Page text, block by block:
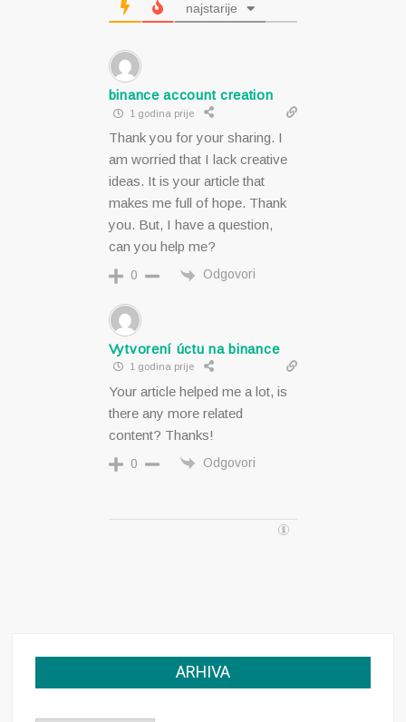
najstarije
binance account creation
1 godina prije
Thank you for your sharing. I
am worried that I lack creative
ideas. It is your article that
makes me full of hope. Thank
you. But, I have a question,
can you help me?
0 Odgovori
Vytvorení úctu na binance
1 godina prije
Your article helped me a lot, is
there any more related
content? Thanks!
0 Odgovori
ARHIVA